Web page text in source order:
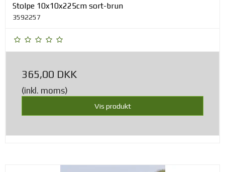
Stolpe 10x10x225cm sort-brun
3592257
365,00 DKK
(inkl. moms)
Vis produkt